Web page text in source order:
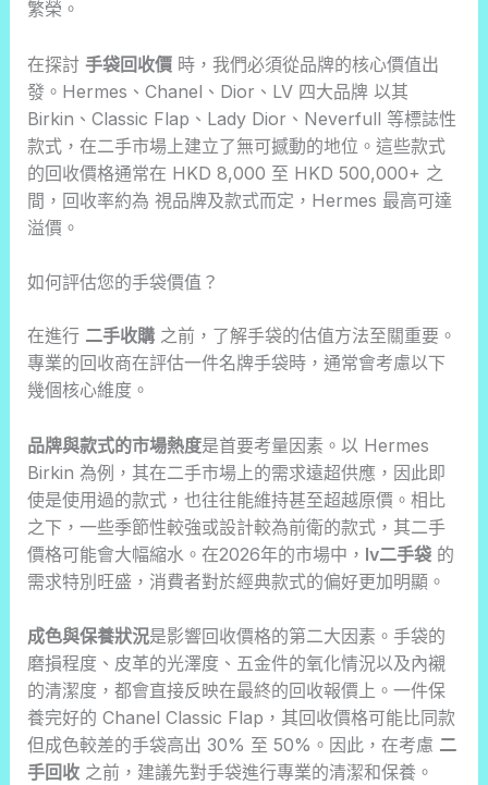
繁榮。
在探討 手袋回收價時，我們必須從品牌的核心價值出
發。Hermes、Chanel、Dior、LV 四大品牌 以其
Birkin、Classic Flap、Lady Dior、Neverfull 等標誌性
款式，在二手市場上建立了無可撼動的地位。這些款式
的回收價格通常在 HKD 8,000 至 HKD 500,000+ 之
間，回收率約為 視品牌及款式而定，Hermes 最高可達
溢價。
如何評估您的手袋價值？
在進行 二手收購之前，了解手袋的估值方法至關重要。
專業的回收商在評估一件名牌手袋時，通常會考慮以下
幾個核心維度。
品牌與款式的市場熱度是首要考量因素。以 Hermes
Birkin 為例，其在二手市場上的需求遠超供應，因此即
使是使用過的款式，也往往能維持甚至超越原價。相比
之下，一些季節性較強或設計較為前衛的款式，其二手
價格可能會大幅縮水。在2026年的市場中， lv二手袋的
需求特別旺盛，消費者對於經典款式的偏好更加明顯。
成色與保養狀況是影響回收價格的第二大因素。手袋的
磨損程度、皮革的光澤度、五金件的氧化情況以及內襯
的清潔度，都會直接反映在最終的回收報價上。一件保
養完好的 Chanel Classic Flap，其回收價格可能比同款
但成色較差的手袋高出 30% 至 50%。因此，在考慮 二
手回收之前，建議先對手袋進行專業的清潔和保養。